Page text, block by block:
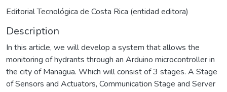
Editorial Tecnológica de Costa Rica (entidad editora)
Description
In this article, we will develop a system that allows the
monitoring of hydrants through an Arduino microcontroller in
the city of Managua. Which will consist of 3 stages. A Stage
of Sensors and Actuators, Communication Stage and Server